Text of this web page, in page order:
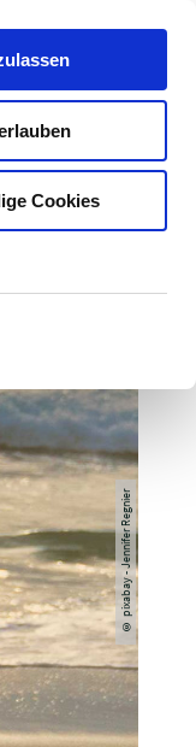
Cookies
© pixabay - Jennifer Regnier